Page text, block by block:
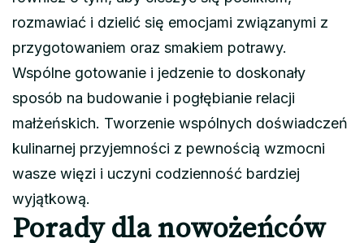
rozmawiać i dzielić się emocjami związanymi z
przygotowaniem oraz smakiem potrawy.
Wspólne gotowanie i jedzenie to doskonały
sposób na budowanie i pogłębianie relacji
małżeńskich. Tworzenie wspólnych doświadczeń
kulinarnej przyjemności z pewnością wzmocni
wasze więzi i uczyni codzienność bardziej
wyjątkową.
Porady dla nowożeńców